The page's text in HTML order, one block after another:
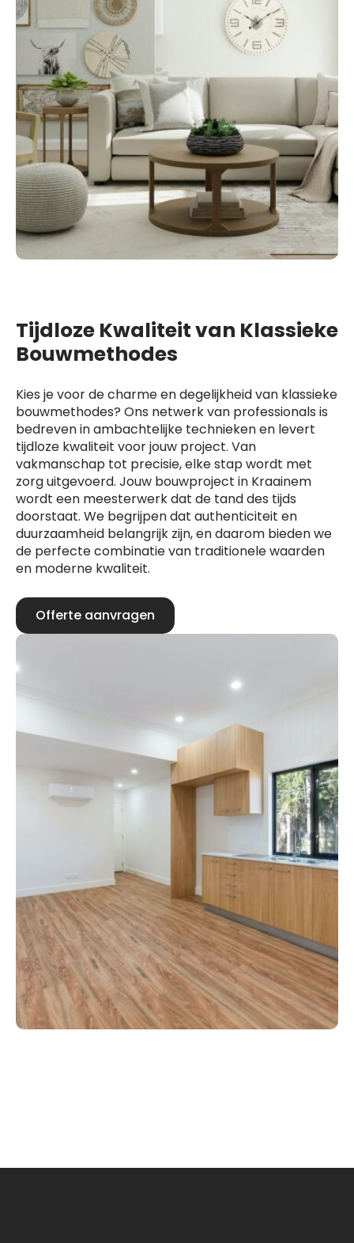
Tijdloze Kwaliteit van Klassieke
Bouwmethodes
Kies je voor de charme en degelijkheid van klassieke
bouwmethodes? Ons netwerk van professionals is
bedreven in ambachtelijke technieken en levert
tijdloze kwaliteit voor jouw project. Van
vakmanschap tot precisie, elke stap wordt met
zorg uitgevoerd. Jouw bouwproject in Kraainem
wordt een meesterwerk dat de tand des tijds
doorstaat. We begrijpen dat authenticiteit en
duurzaamheid belangrijk zijn, en daarom bieden we
de perfecte combinatie van traditionele waarden
en moderne kwaliteit.
Offerte aanvragen